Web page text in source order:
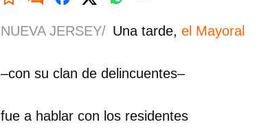
NUEVA JERSEY/ Una tarde, el Mayoral
–con su clan de delincuentes–
fue a hablar con los residentes